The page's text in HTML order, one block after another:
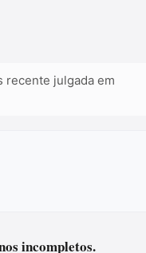
recente julgada em
incompletos.